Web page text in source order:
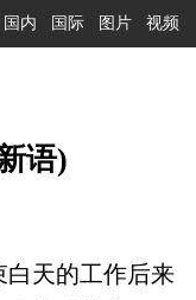
国内 国际 图片 视频
语)
天的工作后来